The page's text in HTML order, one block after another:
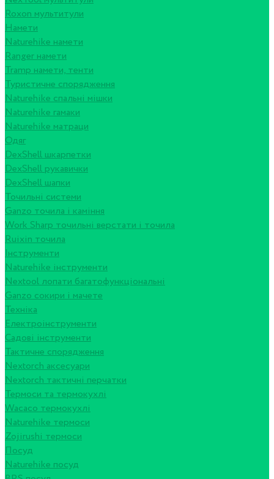
Roxon мультитули
Намети
Naturehike намети
Ranger намети
Tramp намети, тенти
Туристичне спорядження
Naturehike спальні мішки
Naturehike гамаки
Naturehike матраци
Одяг
DexShell шкарпетки
DexShell рукавички
DexShell шапки
Точильні системи
Ganzo точила і каміння
Work Sharp точильні верстати і точила
Ruixin точила
Інструменти
Naturehike інструменти
Nextool лопати багатофункціональні
Ganzo сокири і мачете
Техніка
Електроінструменти
Садові інструменти
Тактичне спорядження
Nextorch аксесуари
Nextorch тактичні перчатки
Термоси та термокухлі
Wacaco термокухлі
Naturehike термоси
Zojirushi термоси
Посуд
Naturehike посуд